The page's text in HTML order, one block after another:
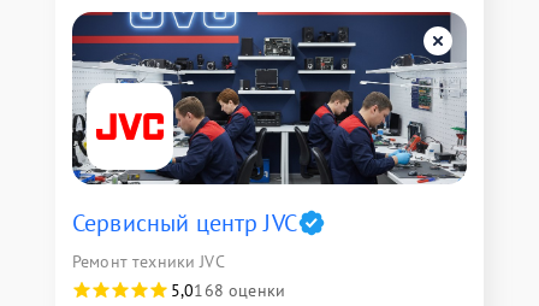
Сервисный центр JVC
Ремонт техники JVC
5,0168 оценки